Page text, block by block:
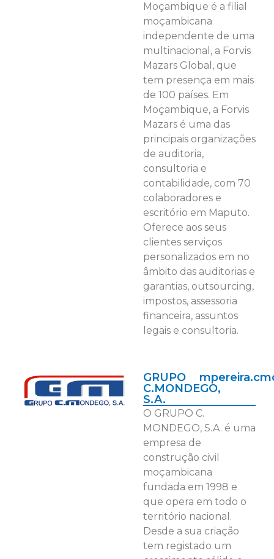
Moçambique é a filial
moçambicana
independente de uma
multinacional, a Forvis
Mazars Global, que
tem presença em mais
de 100 países. Em
Moçambique, a Forvis
Mazars é uma das
principais organizações
de auditoria,
consultoria e
contabilidade, com 70
colaboradores e
escritório em Maputo.
Oferece aos seus
clientes serviços
personalizados em no
âmbito das auditorias e
garantias, outsourcing,
impostos, assessoria
financeira, assuntos
legais e consultoria.
GRUPO
C.MONDEGO,
S.A.
O GRUPO C.
MONDEGO, S.A. é uma
empresa de
construção civil
moçambicana
fundada em 1998 e
que opera em todo o
território nacional.
Desde a sua criação
tem registado um